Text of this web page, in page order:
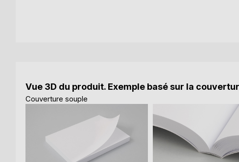
Vue 3D du produit. Exemple basé sur la
Couverture souple